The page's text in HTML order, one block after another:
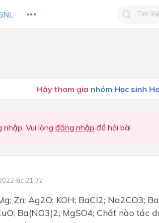
Hãy tham gia nhóm Học sinh
Vui lòng đăng nhập để hỏi bài
lúc 21:32
Zn; Ag2O; KOH; BaCl2; Na2CO3;
Ba(NO3)2; MgSO4; Chất nào tác